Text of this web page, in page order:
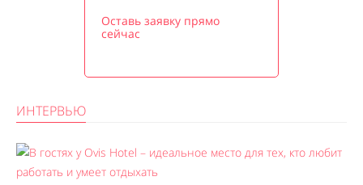
Оставь заявку прямо
сейчас
ИНТЕРВЬЮ